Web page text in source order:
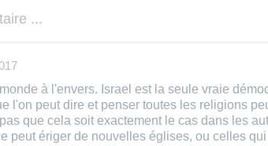
...
à l'envers. Israel est la seule vraie
l'on peut dire et penser toutes les religions
que cela soit exactement le cas dans les
peut ériger de nouvelles églises, ou celles